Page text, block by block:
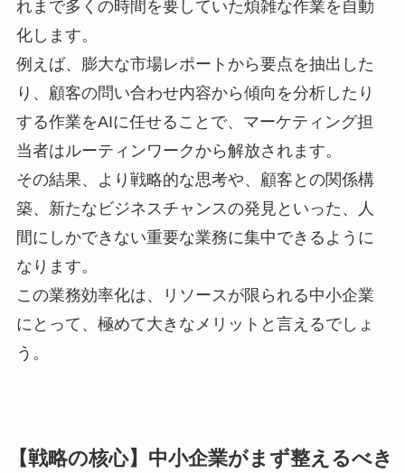
れまで多くの時間を要していた煩雑な作業を自動
化します。
例えば、膨大な市場レポートから要点を抽出した
り、顧客の問い合わせ内容から傾向を分析したり
する作業をAIに任せることで、マーケティング担
当者はルーティンワークから解放されます。
その結果、より戦略的な思考や、顧客との関係構
築、新たなビジネスチャンスの発見といった、人
間にしかできない重要な業務に集中できるように
なります。
この業務効率化は、リソースが限られる中小企業
にとって、極めて大きなメリットと言えるでしょ
う。
【戦略の核心】中小企業がまず整えるべき